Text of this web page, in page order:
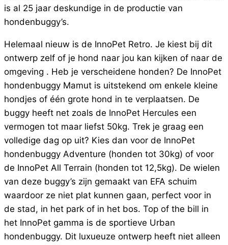
is al 25 jaar deskundige in de productie van
hondenbuggy’s.
Helemaal nieuw is de InnoPet Retro. Je kiest bij dit
ontwerp zelf of je hond naar jou kan kijken of naar de
omgeving . Heb je verscheidene honden? De InnoPet
hondenbuggy Mamut is uitstekend om enkele kleine
hondjes of één grote hond in te verplaatsen. De
buggy heeft net zoals de InnoPet Hercules een
vermogen tot maar liefst 50kg. Trek je graag een
volledige dag op uit? Kies dan voor de InnoPet
hondenbuggy Adventure (honden tot 30kg) of voor
de InnoPet All Terrain (honden tot 12,5kg). De wielen
van deze buggy’s zijn gemaakt van EFA schuim
waardoor ze niet plat kunnen gaan, perfect voor in
de stad, in het park of in het bos. Top of the bill in
het InnoPet gamma is de sportieve Urban
hondenbuggy. Dit luxueuze ontwerp heeft niet alleen